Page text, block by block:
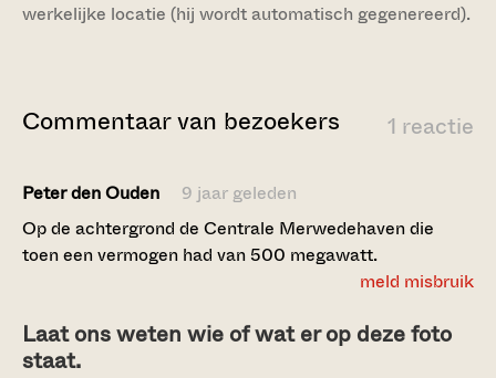
werkelijke locatie (hij wordt automatisch gegenereerd).
1 reactie
Commentaar van bezoekers
Peter den Ouden
9 jaar geleden
Op de achtergrond de Centrale Merwedehaven die
toen een vermogen had van 500 megawatt.
meld misbruik
Laat ons weten wie of wat er op deze foto
staat.